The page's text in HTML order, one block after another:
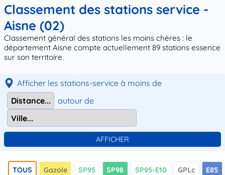
Classement des stations service -
Aisne (02)
Classement général des stations les moins chères : le
département Aisne compte actuellement 89 stations essence
sur son territoire.
Afficher les stations-service à moins de
autour de
TOUS Gazole SP95 SP98 SP95-E10 GPLc E85